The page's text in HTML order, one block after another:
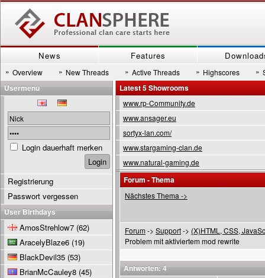
News Features
» Overview » New Threads » Active Threads » Highscores »
Latest 5 Showrooms
www.rp-Community.de
www.ansager.eu
sortyx-lan.com/
www.stargaming-clan.de
www.natural-gaming.de
Forum - Thema
Nächstes Thema ->
Forum-> Support-> (X)HTML, CSS,
Problem mit aktiviertem mod rewrite
Antworten: 4
Usermenu
Login dauerhaft merken
Registrierung
Passwort vergessen
User Birthdays
AmosStrehlow7 (62)
AracelyBlaze6 (19)
BlackDevil35 (53)
BrianMcCauley8 (45)